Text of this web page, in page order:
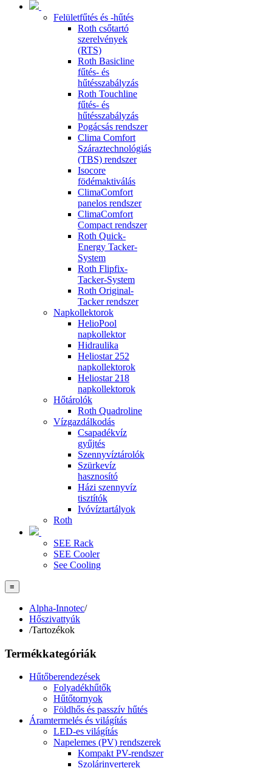
Felületfűtés és -hűtés
Roth csőtartó
szerelvények
(RTS)
Roth Basicline
fűtés- és
hűtésszabályzás
Roth Touchline
fűtés- és
hűtésszabályzás
Pogácsás rendszer
Clima Comfort
Száraztechnológiás
(TBS) rendszer
Isocore
födémaktiválás
ClimaComfort
panelos rendszer
ClimaComfort
Compact rendszer
Roth Quick-
Energy Tacker-
System
Roth Flipfix-
Tacker-System
Roth Original-
Tacker rendszer
Napkollektorok
HelioPool
napkollektor
Hidraulika
Heliostar 252
napkollektorok
Heliostar 218
napkollektorok
Hőtárolók
Roth Quadroline
Vízgazdálkodás
Csapadékvíz
gyűjtés
Szennyvíztárolók
Szürkevíz
hasznosító
Házi szennyvíz
tisztítók
Ivóvíztartályok
Roth
SEE Rack
SEE Cooler
See Cooling
≡
Alpha-Innotec/
Hőszivattyúk
/Tartozékok
Termékkategóriák
Hűtőberendezések
Folyadékhűtők
Hűtőtornyok
Földhős és passzív hűtés
Áramtermelés és világítás
LED-es világítás
Napelemes (PV) rendszerek
Kompakt PV-rendszer
Szolárinverterek